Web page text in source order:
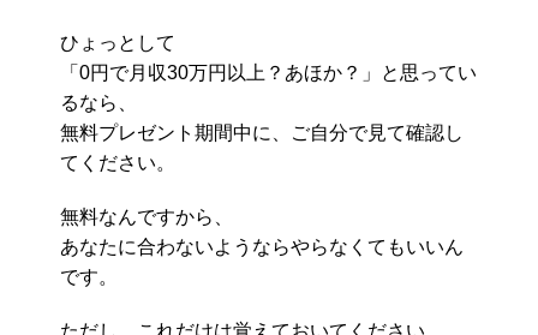
ひょっとして
「0円で月収30万円以上？あほか？」と思ってい
るなら、
無料プレゼント期間中に、ご自分で見て確認し
てください。
無料なんですから、
あなたに合わないようならやらなくてもいいん
です。
ただし、これだけは覚えておいてください。